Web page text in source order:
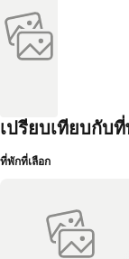
เปรียบเทียบกับ
ที่พักที่เลือก